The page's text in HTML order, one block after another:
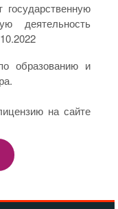
деятельность
образованию и
на сайте